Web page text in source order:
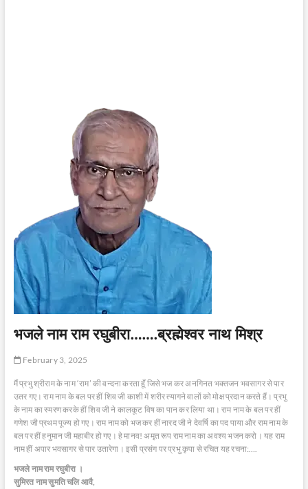
भजले नाम राम रघुबीरा…….ब्रह्मेश्वर नाथ मिश्र
February 3, 2025
मैं प्रभु श्रीराम के नाम ‘राम’ की वन्दना करता हूँ जिसे भज कर अनगिनत भक्तजन भवसागर से पार
उतर गए। राम नाम के बल पर हीं शिव जी काशी में शरीर त्यागने वालों को मोक्ष प्रदान करते हैं। प्रभु
के नाम का स्मरण करके हीं शिव जी ने कालकूट विष का पान कर लिया था। राम नाम के बल पर हीं
गणेश जी प्रथम पूज्य हो गए। राम नाम को भज कर हीं नारद जी ने देवर्षि का पद पाया और राम नाम के
बल पर हीं हनुमान जी महाबीर हो गए। हे मानव! अमृत रूप राम नाम का अवश्य भजन करो। यह राम
नाम हीं अपार भवसागर से पार उतारेगा। इसी प्रसंग पर प्रभु कृपा से रचित यह रचना:….
भजले नाम राम रघुबीरा ।
सुमिरत नाम सुमति चलि आवै,